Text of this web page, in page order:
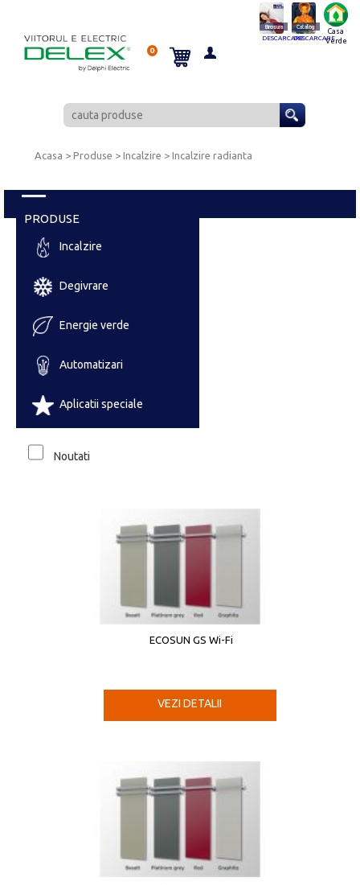
0
Brosura
DESCARCARE
Catalog
DESCARCARE
Casa
Verde
Acasa > Produse > Incalzire > Incalzire radianta
PRODUSE
Incalzire
Degivrare
Energie verde
Automatizari
Aplicatii speciale
Noutati
ECOSUN GS Wi-Fi
VEZI DETALII